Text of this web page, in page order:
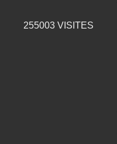
255003 VISITES